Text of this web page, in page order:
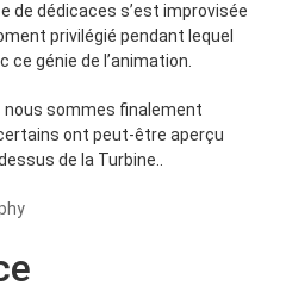
de dédicaces s’est improvisée
privilégié pendant lequel
ce génie de l’animation.
nous sommes finalement
ont peut-être aperçu
de la Turbine..